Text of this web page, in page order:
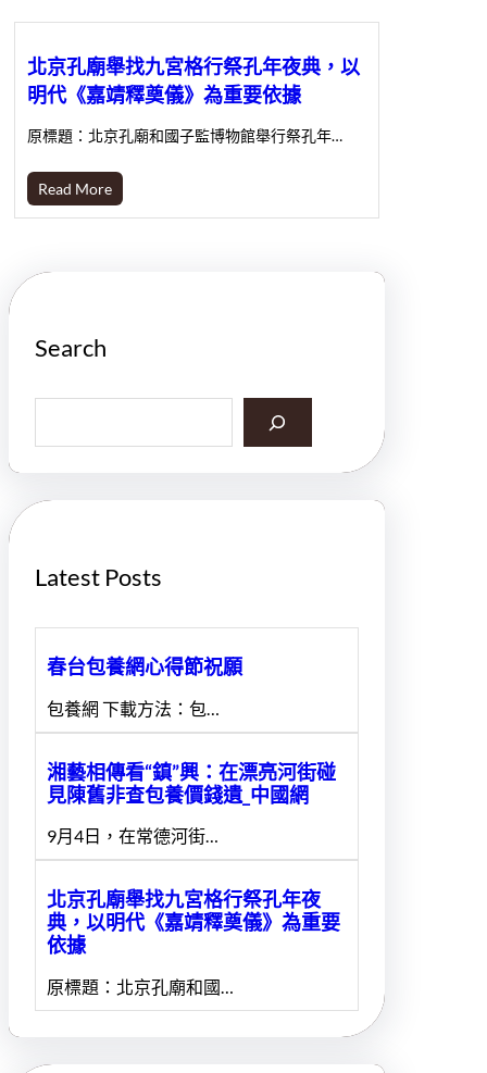
北京孔廟舉找九宮格行祭孔年夜典，以
明代《嘉靖釋奠儀》為重要依據
原標題：北京孔廟和國子監博物館舉行祭孔年…
Read More
Search
a
h
Latest Posts
春台包養網心得節祝願
包養網 下載方法：包…
湘藝相傳看“鎮”興：在漂亮河街碰
見陳舊非查包養價錢遺_中國網
9月4日，在常德河街…
北京孔廟舉找九宮格行祭孔年夜
典，以明代《嘉靖釋奠儀》為重要
依據
原標題：北京孔廟和國…